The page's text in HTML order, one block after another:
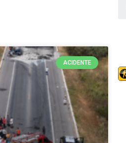
ACIDENTE